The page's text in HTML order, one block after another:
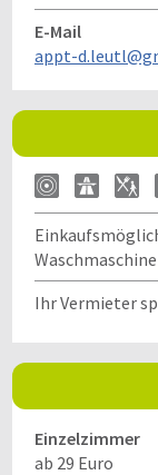
E-Mail
appt-
Waschmaschine
Ihr Vermieter
Einzelzimmer
ab 29 Euro